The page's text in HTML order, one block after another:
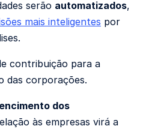
serão automatizados,
mais inteligentes por
contribuição para a
das corporações.
dos
às empresas virá a